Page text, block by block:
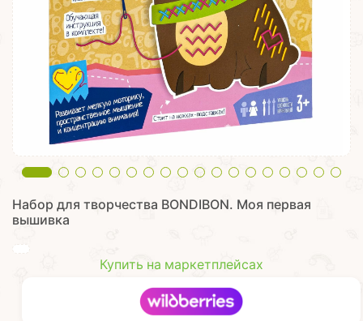
Набор для творчества BONDIBON. ​ Моя первая
вышивка
Купить на маркетплейсах